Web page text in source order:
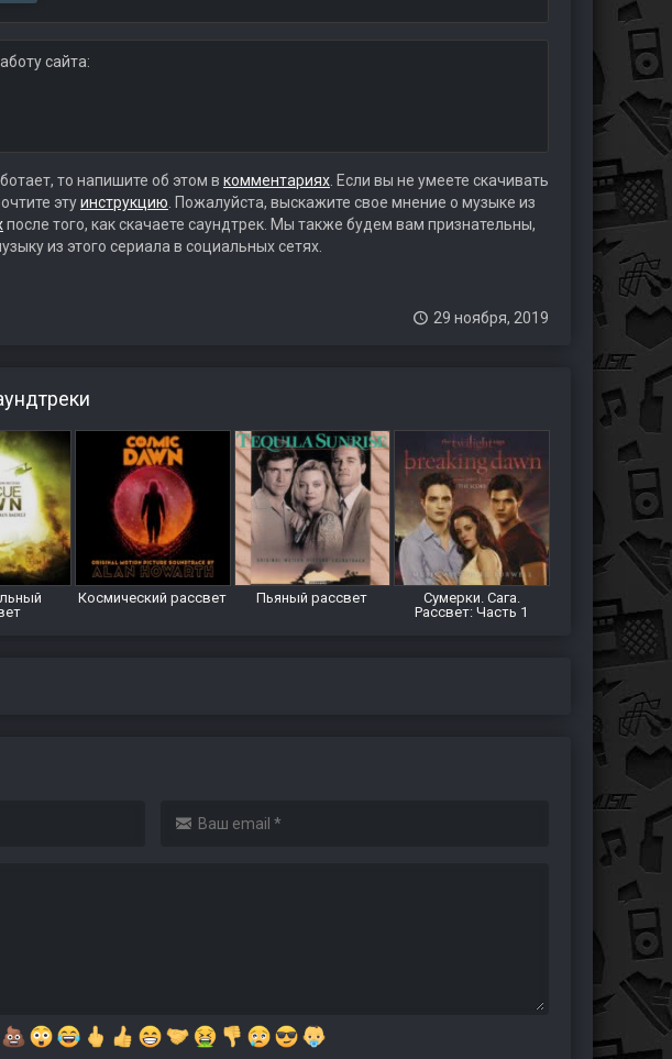
сайта:
то напишите об этом в комментариях. Если вы не умеете скачивать
этуинструкцию . Пожалуйста, выскажите свое мнение о музыке из
после того, как скачаете саундтрек. Мы также будем вам признательны,
из этого сериала в социальных сетях.
29 ноября, 2019
Космический рассвет Пьяный рассвет
Сумерки. Сага.
Рассвет: Часть 1